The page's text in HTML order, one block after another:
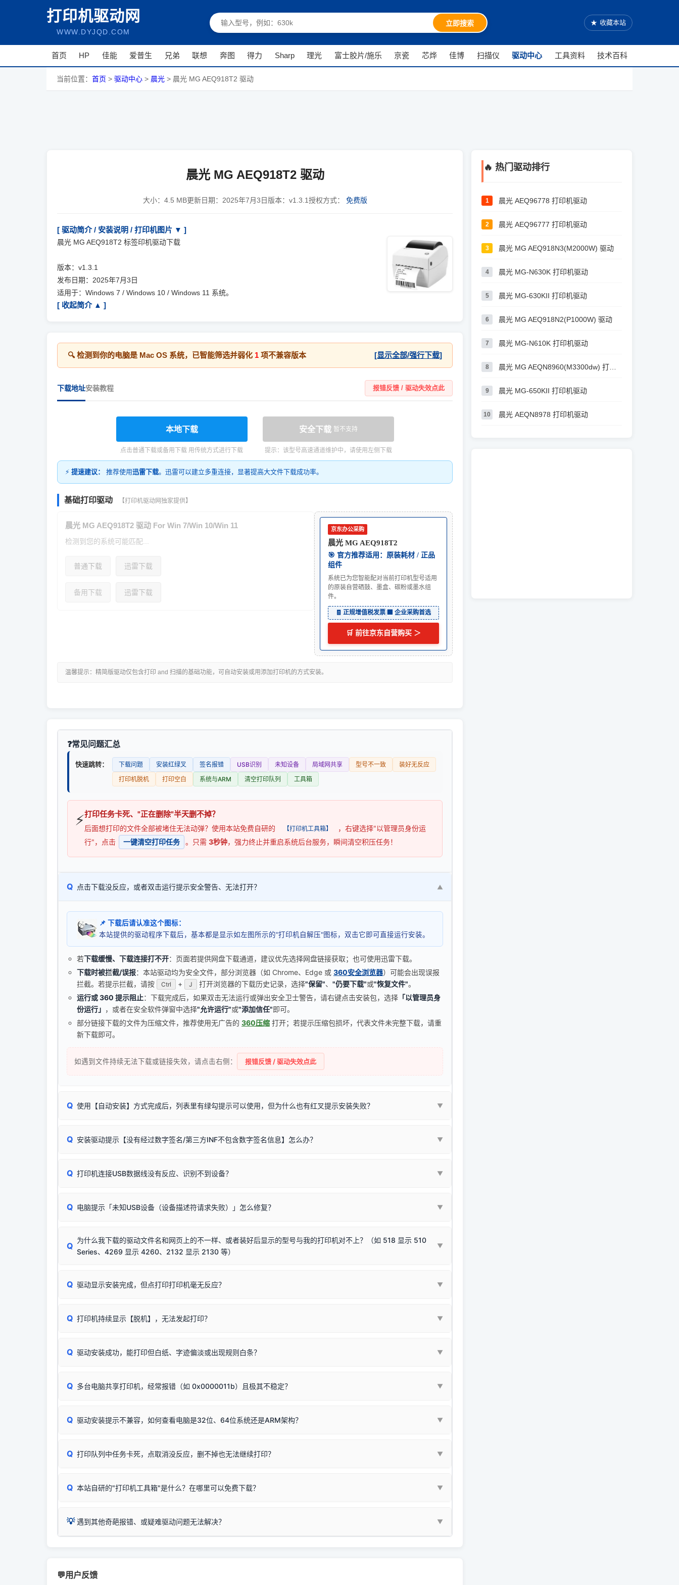
打印机驱动网
WWW.DYJQD.COM
立即搜索 ★ 收藏本站
首页 HP 佳能 爱普生 兄弟 联想 奔图 得力 Sharp 理光 富士胶片/施乐 京瓷 芯烨 佳博 扫描仪 驱动中心 工具资料 技术百科
当前位置： 首页 > 驱动中心 > 晨光 > 晨光 MG AEQ918T2 驱动
晨光 MG AEQ918T2 驱动
大小： 4.5 MB更新日期： 2025年7月3日 版本： v1.3.1授权方式： 免费版
[ 驱动简介 / 安装说明 / 打印机图片 ▼ ]
晨光 MG AEQ918T2 标签印机驱动下载
版本：v1.3.1
发布日期：2025年7月3日
适用于：Windows 7 / Windows 10 / Windows 11 系统。
[ 收起简介 ▲ ]
🔍 检测到你的电脑是 Mac OS 系统，已智能筛选并弱化 1 项不兼容版本 [显示全部/强行下载]
下载地址安装教程 报错反馈 / 驱动失效点此
本地下载
点击普通下载或备用下载 用传统方式进行下载
安全下载 暂不支持
提示：该型号高速通道维护中，请使用左侧下载
⚡ 提速建议： 推荐使用迅雷下载。迅雷可以建立多重连接，显著提高大文件下载成功率。
基础打印驱动 【打印机驱动网独家提供】
晨光 MG AEQ918T2 驱动 For Win 7/Win 10/Win 11
检测到您的系统可能匹配...
普通下载 迅雷下载
备用下载 迅雷下载
京东办公采购
晨光 MG AEQ918T2
🎯 官方推荐适用：原装耗材 / 正品
组件
系统已为您智能配对当前打印机型号适用
的原装自营硒鼓、墨盒、碳粉或墨水组
件。
🧾 正规增值税发票 🏢 企业采购首选
🛒 前往京东自营购买 ＞
温馨提示：精简版驱动仅包含打印 and 扫描的基础功能，可自动安装或用添加打印机的方式安装。
常见问题汇总
快速跳转： 下载问题 安装红绿叉 签名报错 USB识别 未知设备 局域网共享 型号不一致
装好无反应
打印机脱机
打印空白 系统与ARM 清空打印队列 工具箱
⚡打印任务卡死、"正在删除"半天删不掉？
后面想打印的文件全部被堵住无法动弹？使用本站免费自研的 【打印机工具箱】
，右键选择"以管理员身份运
行"，点击
一键清空打印任务 。只需 3秒钟，强力终止并重启系统后台服务，瞬间清空积压任务！
Q 点击下载没反应，或者双击运行提示安全警告、无法打开？ ▼
📌 下载后请认准这个图标：
本站提供的驱动程序下载后，基本都是显示如左图所示的"打印机自解压"图标，双击它即可直接运行安装。
若下载缓慢、下载连接打不开：页面若提供网盘下载通道，建议优先选择网盘链接获取；也可使用迅雷下载。
下载时被拦截/误报：本站驱动均为安全文件，部分浏览器（如 Chrome、Edge 或 360安全浏览器）可能会出现误报
拦截。若提示拦截，请按
Ctrl + J 打开浏览器的下载历史记录，选择"保留"、 "仍要下载"或"恢复文件"。
运行或 360 提示阻止：下载完成后，如果双击无法运行或弹出安全卫士警告，请右键点击安装包，选择 「以管理员身
份运行」 ，或者在安全软件弹窗中选择"允许运行"或"添加信任"即可。
部分链接下载的文件为压缩文件，推荐使用无广告的 360压缩 打开；若提示压缩包损坏，代表文件未完整下载，请重
新下载即可。
如遇到文件持续无法下载或链接失效，请点击右侧： 报错反馈 / 驱动失效点此
Q 使用【自动安装】方式完成后，列表里有绿勾提示可以使用，但为什么也有红叉提示安装失败？ ▼
由于本站驱动包集成了32位和64位驱动，自动安装程序在运行时会检测您的系统位数，并只安装与系统相匹配的那一部
✔ 可以使用了 ：代表与您当前电脑系统相兼容的驱动已安装成功。
结论：只要窗口里出现了任意一个绿色对勾，直接关闭窗口去打印测试即可。
Q 安装驱动提示【没有经过数字签名/第三方INF不包含数字签名信息】怎么办？ ▼
🛡️ 本站驱动均经过严格签名。但由于微软系统安全限制，
部分新版 Windows 系统（如 Win10/Win11 最新版）已
该报错是因为老款打印机官方使用的是旧版签名，新版 Win10/Win11 系统不再默认兼容，而非文件安全性问题。
（提醒：此方式仅在安装老款驱动时临时开启，日常正常使用无需长期关闭系统安全校验。）
Q 打印机连接USB数据线没有反应、识别不到设备？ ▼
首先确认打印机电源已开启，USB数据线两端已完全插紧；
排除线材松动后，可尝试更换一条USB数据线，或在设备管理器中点击【扫描检测硬件改动】刷新硬件列表。
Q 电脑提示「未知USB设备（设备描述符请求失败）」怎么修复？ ▼
将USB数据线两端全部拔下，重新插紧；
台式电脑请务必插在机箱后置USB插口，切勿使用前置插口或外接拓展坞；
尝试更换一条带双磁环屏蔽的优质打印线，劣质或老化的线材是此问题的高发诱因。
Q
为什么我下载的驱动文件名和网页上的不一样、或者装好后显示的型号与我的打印机对不上？（如 518 显示 510
Series、4269 显示 4260、2132 显示 2130 等）
▼
这是打印机行业普遍采用的**官方命名规则**。因为品牌商在生产时，会将**外观和配置稍有不同，但内部核心芯片和打
为了提高开发和维护效率，官方只会为该系列发布**一套通用的驱动程序**。命名时，通常会采用这个系列中的**基础款
📌 行业常见典型例子（它们共用同一个官方驱动包）：
：HP Smart Tank 511、515、516、518等属于同系列，官方驱动名称通常显示为
：Epson L4266、L4268、L4269等属于同系列，官方驱动名称通常显示为
：Canon G3820、G3821、G3860等属于同系列，官方驱动名称通常显示为
咱几乎每天都在远程帮网友安装各种打印机驱动。本站提供的驱动都是站长在实战中高频使用的，要是驱动有错或者不能用，
Q 驱动显示安装完成，但点打印打印机毫无反应？ ▼
观察打印机指示灯： 🟢 绿灯常亮 通常代表机器处于正常待机状态；
进行简易复印测试（限一体机）：掀开扫描仪盖板，原稿朝下放置在玻璃面板上，按下带有复印标识
❌ 复印无反应/打印白纸 = 打印机本身存在硬件故障。重装驱动无法解决，建议联系售后或商家。
Q 打印机持续显示【脱机】，无法发起打印？ ▼
进入系统打印队列，点击顶部「打印机」菜单，检查并取消勾选「脱机使用打印机」
完整图文修复指导：打印机显示脱机一键修复教程
Q 驱动安装成功，能打印但白纸、字迹偏淡或出现规则白条？ ▼
机身自检或复印同样不正常：激光机可能碳粉耗尽、硒鼓寿命终结；喷墨打印机可能墨盒干涸、喷头堵塞。
Q 多台电脑共享打印机，经常报错（如 0x0000011b）且极其不稳定？ ▼
✅ 建议首先自查：打印机本身是否支持WiFi/无线或有线网络打印？（此连接模式最稳定）
检查操作面板上是否有类似无线/WiFi的图标或按键；
若打印机本身带有网口/WiFi，请直接将其配置为网络打印模式。如果没有，再采用USB局域网共享方案。
（备选方案）通过"网络打印共享器"硬件可直接将传统USB打印机升级为独立网络打
Q 驱动安装提示不兼容，如何查看电脑是32位、64位系统还是ARM架构？ ▼
系统位数与架构类型。
观、快速地查看到当前的操作系统版本以及系统架构。
⚠️ ARM架构笔记本提醒：若您的电脑是搭载骁龙处理器的超薄本、Surface Pro X等 Windows ARM 系统设备，普通的
X86/X64 驱动将无法兼容，必须联系官方寻求专门的 ARM 专用驱动。普通电脑用户请忽略本条。
Q 打印队列中任务卡死，点取消没反应，删不掉也无法继续打印？ ▼
进入左侧「安装维护」
在系统工具模块下，点击【清空打印任务】按钮，软件将自动安全停止后台服务、彻底
Q 本站自研的"打印机工具箱"是什么？在哪里可以免费下载？ ▼
一键重启打印服务，清除各种顽固卡死、无法删除的打印队列；
智能扫描并查看打印机当前的真实硬件端口；
💡 遇到其他奇葩报错、或疑难驱动问题无法解决？ ▼
💬用户反馈
🔥 热门驱动排行
1 晨光 AEQ96778 打印机驱动
2 晨光 AEQ96777 打印机驱动
3 晨光 MG AEQ918N3(M2000W) 驱动
4 晨光 MG-N630K 打印机驱动
5 晨光 MG-630KII 打印机驱动
6 晨光 MG AEQ918N2(P1000W) 驱动
7 晨光 MG-N610K 打印机驱动
8
9 晨光 MG-650KII 打印机驱动
10 晨光 AEQN8978 打印机驱动